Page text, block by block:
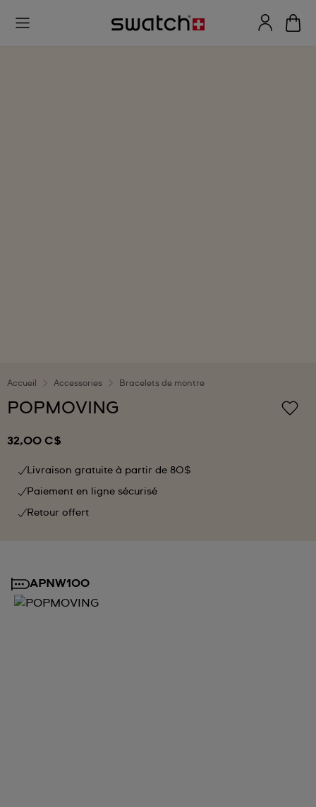
Accueil Accessories Bracelets de montre
POPMOVING
32,00 C$
Livraison gratuite à partir de 80$
Paiement en ligne sécurisé
Retour offert
APNW100